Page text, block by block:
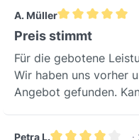
A. Müller
Durchschnittliche
Preis stimmt
Für die gebotene
Wir haben uns vorher
Angebot gefunden.
Petra L.